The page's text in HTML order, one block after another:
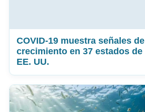
COVID-19 muestra señales de
crecimiento en 37 estados de
EE. UU.